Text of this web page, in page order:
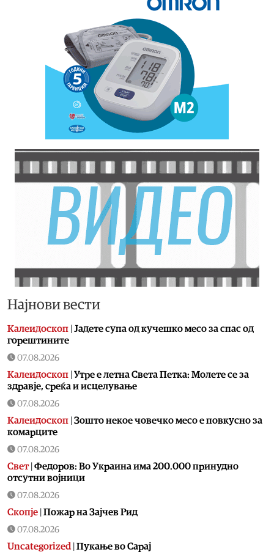
Најнови вести
Калеидоскоп Jадете супа од кучешко месо за спас од
горештините
07.08.2026
Калеидоскоп Утре е летна Света Петка: Молете се за
здравје, среќа и исцелување
07.08.2026
Калеидоскоп Зошто некое човечко месо е повкусно за
комарците
07.08.2026
Свет| Федоров: Во Украина има 200.000 принудно
отсутни војници
07.08.2026
Скопје Пожар на Зајчев Рид
07.08.2026
Uncategorized Пукање во Сарај